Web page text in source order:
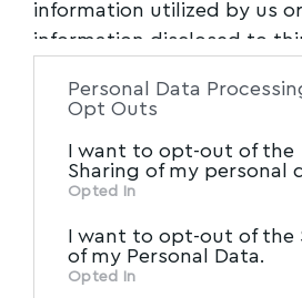
information utilized by us or
information disclosed to
of the further disclosure of
of downstream participants.
information may also be
Participantsthat may
other third parties.
Personal Data
Opt Outs
I want to opt-out of the
Sharing of my personal
Opted In
I want to opt-out of the
of my Personal Data.
Opted In